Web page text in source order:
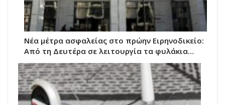
Νέα μέτρα ασφαλείας στο πρώην Ειρηνοδικείο:
Από τη Δευτέρα σε λειτουργία τα φυλάκια…